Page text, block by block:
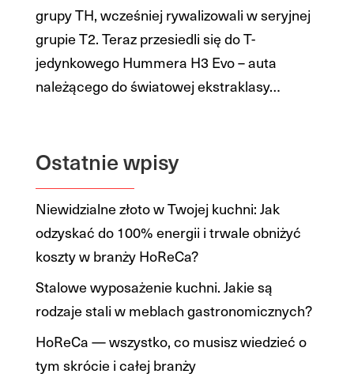
grupy TH, wcześniej rywalizowali w seryjnej
grupie T2. Teraz przesiedli się do T-
jedynkowego Hummera H3 Evo – auta
należącego do światowej ekstraklasy…
Ostatnie wpisy
Niewidzialne złoto w Twojej kuchni: Jak
odzyskać do 100% energii i trwale obniżyć
koszty w branży HoReCa?
Stalowe wyposażenie kuchni. Jakie są
rodzaje stali w meblach gastronomicznych?
HoReCa — wszystko, co musisz wiedzieć o
tym skrócie i całej branży